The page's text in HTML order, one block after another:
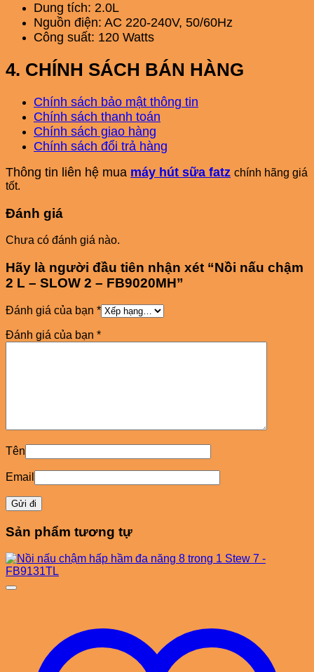
Dung tích: 2.0L
Nguồn điện: AC 220-240V, 50/60Hz
Công suất: 120 Watts
4. CHÍNH SÁCH BÁN HÀNG
Chính sách bảo mật thông tin
Chính sách thanh toán
Chính sách giao hàng
Chính sách đổi trả hàng
Thông tin liên hệ mua máy hút sữa fatz chính hãng giá
tốt.
Đánh giá
Chưa có đánh giá nào.
Hãy là người đầu tiên nhận xét “Nồi nấu chậm
2 L – SLOW 2 – FB9020MH”
Đánh giá của bạn *
Đánh giá của bạn *
Tên
Email
Sản phẩm tương tự